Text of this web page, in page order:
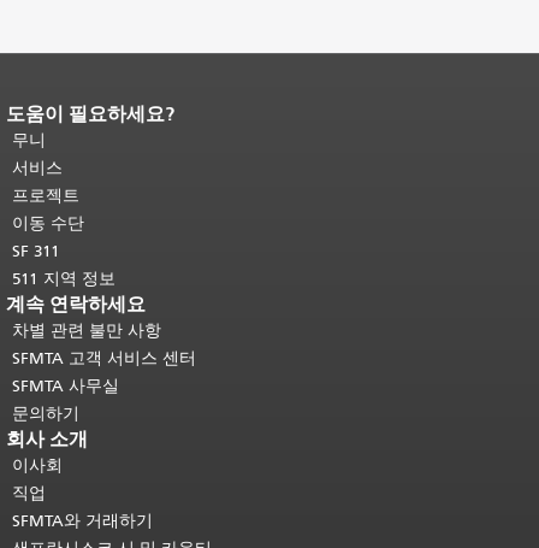
페이지 내용 끝입니다.이 페이지의 나
머지 내용은 모든 페이지에 반복됩니
다.메인 콘텐츠 상단으로 돌아가려면
여기를 클릭하십시오
도움이 필요하세요?
무니
서비스
프로젝트
이동 수단
SF 311
511 지역 정보
계속 연락하세요
차별 관련 불만 사항
SFMTA 고객 서비스 센터
SFMTA 사무실
문의하기
회사 소개
이사회
직업
SFMTA와 거래하기